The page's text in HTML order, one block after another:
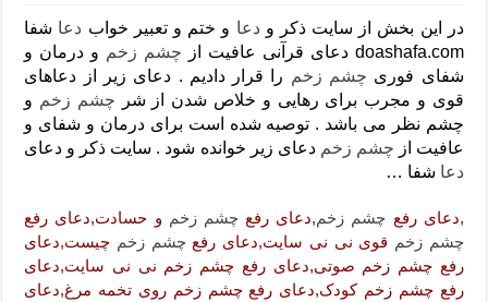
دعای رفع فقر و طلب رزق و روزی – آیه‌ جلب ثروت و برکت مال
لا حول ولا قوة الا بالله برای چشم زخم – دعای چشم زخم ماشاالله
دعای قوی رفع ترس – دعای مجرب برای آرامش قلب و رفع اضطراب
دعا برای پولدار شدن در یک روز – دعای ثروت حضرت سلیمان
در این بخش از سایت ذکر ودعا و ختم و تعبیر خواب دعا شفا
doashafa.com دعای قرآنی عافیت از
چشم زخم و درمان و
شفای فوری چشم زخم را قرار دادیم . دعای زیر از دعاهای
قوی و مجرب برای رهایی و خلاص شدن از شر چشم زخم و
چشم نظر می باشد . توصیه شده است برای درمان و شفای و
عافیت از چشم زخم دعای زیر خوانده شود . سایت ذکر و دعای
دعا شفا …
,دعای رفع چشم زخم,دعای رفع چشم زخم و حسادت,دعای رفع
چشم زخم قوی نی نی سایت,دعای رفع چشم زخم چیست,دعای
رفع چشم زخم صوتی,دعای رفع چشم زخم نی نی سایت,دعای
رفع چشم زخم کودک,دعای رفع چشم زخم روی تخمه مرغ,دعای